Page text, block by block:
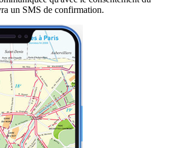
un SMS de confirmation.